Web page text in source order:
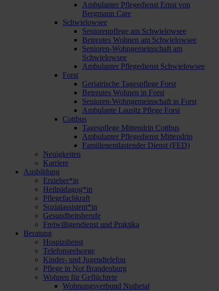
Ambulanter Pflegedienst Ernst von
Bergmann Care
Schwielowsee
Seniorenpflege am Schwielowsee
Betreutes Wohnen am Schwielowsee
Senioren-Wohngemeinschaft am
Schwielowsee
Ambulanter Pflegedienst Schwielowsee
Forst
Geriatrische Tagespflege Forst
Betreutes Wohnen in Forst
Senioren-Wohngemeinschaft in Forst
Ambulante Lausitz Pflege Forst
Cottbus
Tagespflege Mittendrin Cottbus
Ambulanter Pflegedienst Mittendrin
Familienentlastender Dienst (FED)
Neuigkeiten
Karriere
Ausbildung
Erzieher*in
Heilpädagog*in
Pflegefachkraft
Sozialassistent*in
Gesundheitsberufe
Freiwilligendienst und Praktika
Beratung
Hospizdienst
Telefonseelsorge
Kinder- und Jugendtelefon
Pflege in Not Brandenburg
Wohnen für Geflüchtete
Wohnungsverbund Nuthetal